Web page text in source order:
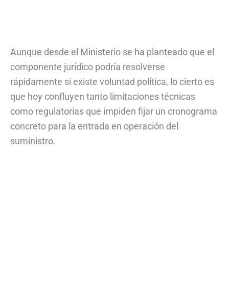
Aunque desde el Ministerio se ha planteado que el
componente jurídico podría resolverse
rápidamente si existe voluntad política, lo cierto es
que hoy confluyen tanto limitaciones técnicas
como regulatorias que impiden fijar un cronograma
concreto para la entrada en operación del
suministro.